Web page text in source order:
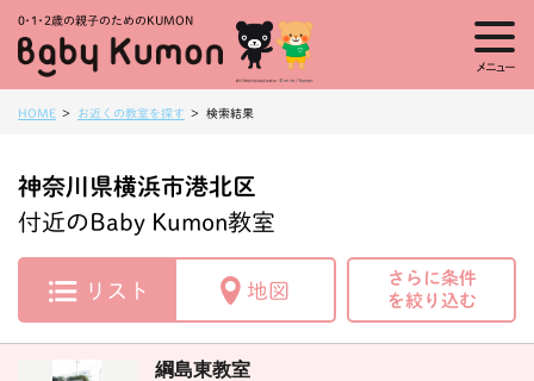
0・1・ 2歳の親子のためのKUMON
メニュー
HOME お近くの教室を探す 検索結果
神奈川県横浜市港北区
付近のBaby Kumon教室
リスト 地図
さらに条件
を絞り込む
綱島東教室